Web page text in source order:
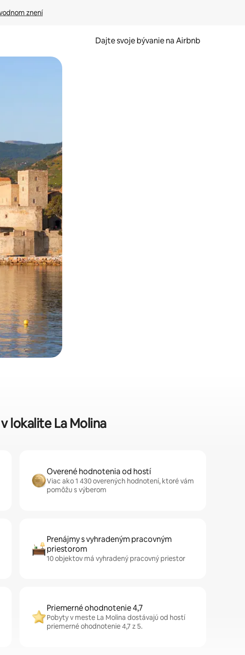
znení
Dajte svoje bývanie na Airbnb
pomocou dotykových gest či potiahnutia prstom.
lokalite La Molina
Overené hodnotenia od hostí
Viac ako 1 430 overených hodnotení, ktoré vám
pomôžu s výberom
Prenájmy s vyhradeným pracovným
priestorom
10 objektov má vyhradený pracovný priestor
Priemerné ohodnotenie 4,7
Pobyty v meste La Molina dostávajú od hostí
priemerné ohodnotenie 4,7 z 5.